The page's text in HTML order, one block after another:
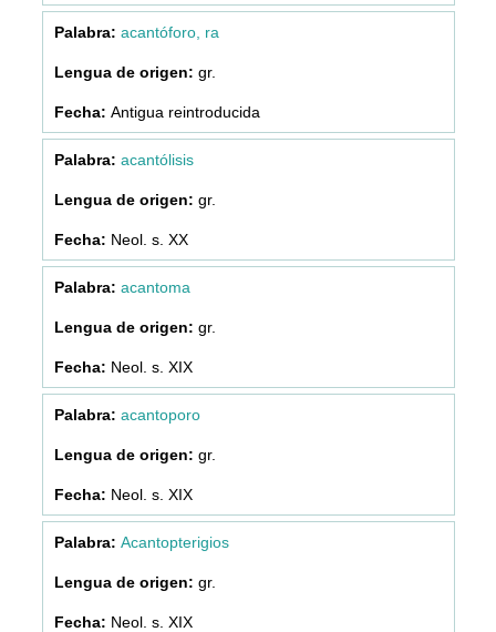
acantóforo, ra
gr.
Antigua reintroducida
acantólisis
gr.
Neol. s. XX
acantoma
gr.
Neol. s. XIX
acantoporo
gr.
Neol. s. XIX
Acantopterigios
gr.
Neol. s. XIX